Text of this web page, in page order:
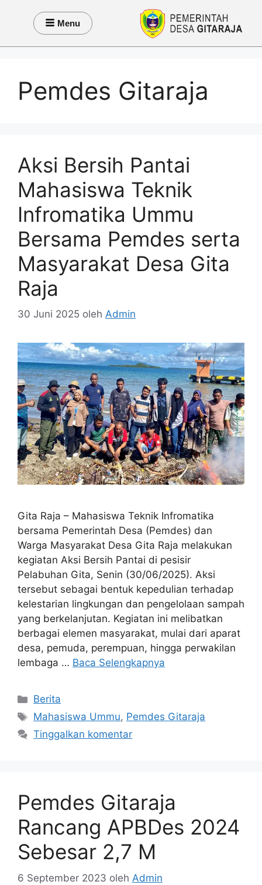
Menu
Pemdes Gitaraja
Aksi Bersih Pantai
Mahasiswa Teknik
Infromatika Ummu
Bersama Pemdes serta
Masyarakat Desa Gita
Raja
30 Juni 2025 oleh Admin
Gita Raja – Mahasiswa Teknik Infromatika
bersama Pemerintah Desa (Pemdes) dan
Warga Masyarakat Desa Gita Raja melakukan
kegiatan Aksi Bersih Pantai di pesisir
Pelabuhan Gita, Senin (30/06/2025). Aksi
tersebut sebagai bentuk kepedulian terhadap
kelestarian lingkungan dan pengelolaan sampah
yang berkelanjutan. Kegiatan ini melibatkan
berbagai elemen masyarakat, mulai dari aparat
desa, pemuda, perempuan, hingga perwakilan
lembaga … Baca Selengkapnya
Berita
Mahasiswa Ummu, Pemdes Gitaraja
Tinggalkan komentar
Pemdes Gitaraja
Rancang APBDes 2024
Sebesar 2,7 M
6 September 2023 oleh Admin